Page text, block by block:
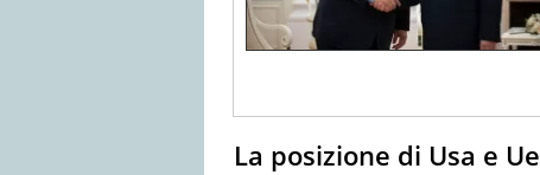
La posizione di Usa e Ue